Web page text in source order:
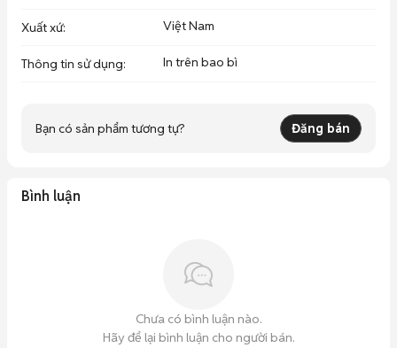
Xuất xứ: Việt Nam
Thông tin sử dụng: In trên bao bì
Bạn có sản phẩm tương tự? Đăng bán
Bình luận
Chưa có bình luận nào.
Hãy để lại bình luận cho người bán.